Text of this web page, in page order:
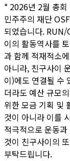
* 2026년 2월 총
민주주의 재단
되었습니다.
이의 활동역사를
과 함께 적재적소
아니라, 친구사이
이)에도 연결될 수
더라도 예산 규모
위한 모금 기획 및
것이 아니라 이를
적극적으로 운동
것이 친구사이의
부탁드립니다.